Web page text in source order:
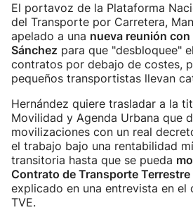
El portavoz de la Plataforma
del Transporte por Carretera,
apelado a una nueva reunión
Sánchez para que "desbloquee"
contratos por debajo de costes,
pequeños transportistas llevan
Hernández quiere trasladar a la
Movilidad y Agenda Urbana que
movilizaciones con un real
el trabajo bajo una rentabilidad
transitoria hasta que se pueda
Contrato de Transporte Terrestre
explicado en una entrevista en el
TVE.